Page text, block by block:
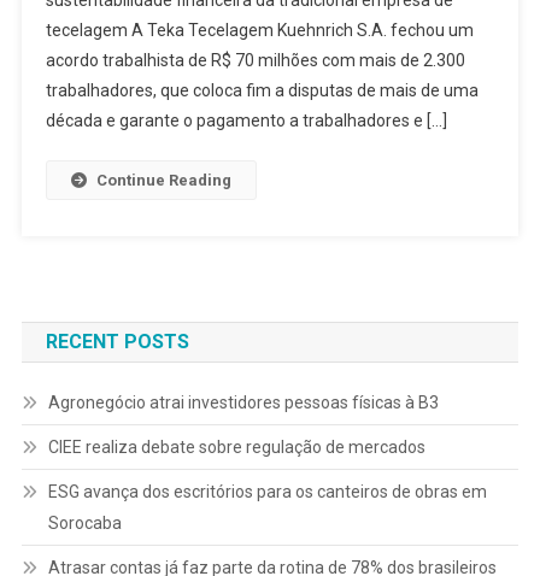
tecelagem A Teka Tecelagem Kuehnrich S.A. fechou um
acordo trabalhista de R$ 70 milhões com mais de 2.300
trabalhadores, que coloca fim a disputas de mais de uma
década e garante o pagamento a trabalhadores e […]
Continue Reading
RECENT POSTS
Agronegócio atrai investidores pessoas físicas à B3
CIEE realiza debate sobre regulação de mercados
ESG avança dos escritórios para os canteiros de obras em
Sorocaba
Atrasar contas já faz parte da rotina de 78% dos brasileiros